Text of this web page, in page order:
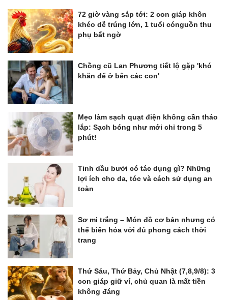
72 giờ vàng sắp tới: 2 con giáp khôn
khéo dễ trúng lớn, 1 tuổi cónguồn thu
phụ bất ngờ
Chồng cũ Lan Phương tiết lộ gặp 'khó
khăn để ở bên các con'
Mẹo làm sạch quạt điện không cần tháo
lắp: Sạch bóng như mới chỉ trong 5
phút!
Tinh dầu bưởi có tác dụng gì? Những
lợi ích cho da, tóc và cách sử dụng an
toàn
Sơ mi trắng – Món đồ cơ bản nhưng có
thể biến hóa với đủ phong cách thời
trang
Thứ Sáu, Thứ Bảy, Chủ Nhật (7,8,9/8): 3
con giáp giữ ví, chủ quan là mất tiền
không đáng